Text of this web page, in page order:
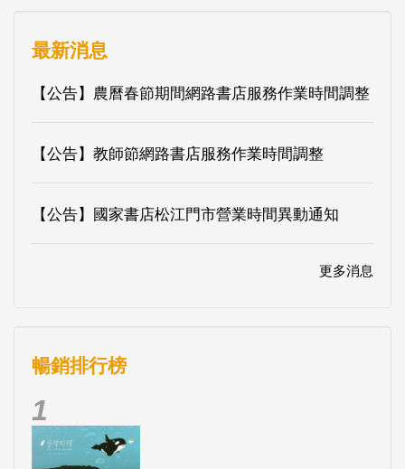
最新消息
【公告】農曆春節期間網路書店服務作業時間調整
【公告】教師節網路書店服務作業時間調整
【公告】國家書店松江門市營業時間異動通知
更多消息
暢銷排行榜
1